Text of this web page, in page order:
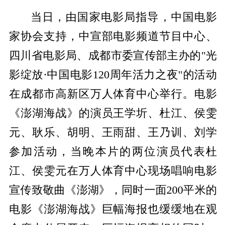
当日，由国家电影局指导，中国电影
家协会支持，中宣部电影频道节目中心、
四川省电影局、成都市委宣传部主办的"光
影绽放·中国电影120周年活力之夜"的活动
在成都市高新区万人体育中心举行。电影
《澎湖海战》的演员王学圻、杜江、侯雯
元、耿乐、胡明、王雨甜、王乃训、刘学
参加活动，当晚本片的两位演员代表杜
江、侯雯元在万人体育中心现场唱响电影
宣传致敬曲《澎湖》，同时一面200平米的
电影《澎湖海战》巨幅海报也缓缓地在观